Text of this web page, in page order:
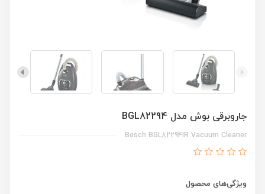
جاروبرقی بوش مدل BGL82294
Bosch BGL82294IR Vacuum Cleaner
ویژگی‌های محصول